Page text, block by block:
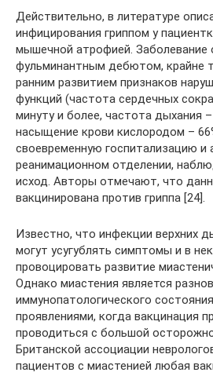
Действительно, в литературе
инфицирования гриппом у
мышечной атрофией. Заболевание
фульминантным дебютом, крайне
ранним развитием признаков
функций (частота сердечных
минуту и более, частота дыхания –
насыщение крови кислородом –
своевременную госпитализацию и
реанимационном отделении,
исход. Авторы отмечают, что
вакцинирована против гриппа [24].
Известно, что инфекции верхних
могут усугублять симптомы и в
провоцировать развитие
Однако миастения является
иммунопатологического
проявлениями, когда вакцинация
проводиться с большой
Британской ассоциации
пациентов с миастенией любая